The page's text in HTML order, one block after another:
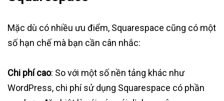
Mặc dù có nhiều ưu điểm, Squarespace cũng có một
số hạn chế mà bạn cần cân nhắc:
Chi phí cao: So với một số nền tảng khác như
WordPress, chi phí sử dụng Squarespace có phần